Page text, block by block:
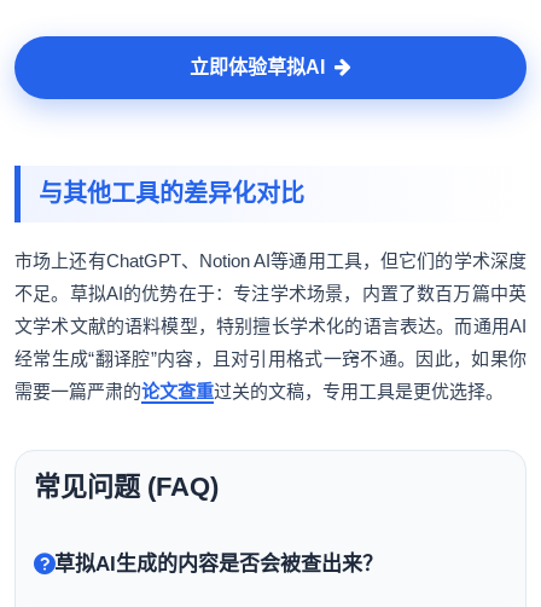
立即体验草拟AI
与其他工具的差异化对比
市场上还有ChatGPT、Notion AI等通用工具，但它们的学术深度
不足。草拟AI的优势在于：专注学术场景，内置了数百万篇中英
文学术文献的语料模型，特别擅长学术化的语言表达。而通用AI
经常生成“翻译腔”内容，且对引用格式一窍不通。因此，如果你
需要一篇严肃的论文查重过关的文稿，专用工具是更优选择。
常见问题 (FAQ)
草拟AI生成的内容是否会被查出来？